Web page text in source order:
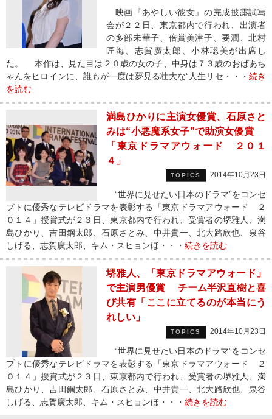
映画『あやしい彼女』の完成披露試写
会が２２日、東京都内で行われ、出演者
の多部未華子、倍賞美津子、要潤、北村
匠海、志賀廣太郎、小林聡美が出席し
た。 本作は、見た目は２０歳の女の子、中身は７３歳のおばあち
ゃんをヒロインに、誰もが一度は夢見る壮大な“人生リセ・・・ 続き
を読む
満島ひかりに主演女優賞、石原さと
みは“小悪魔系女子”で助演女優賞
「東京ドラマアウォード ２０１
４」
TOPICS 2014年10月23日
“世界に見せたい日本のドラマ”をコンセ
プトに優秀なテレビドラマを表彰する「東京ドラマアウォード ２
０１４」授賞式が２３日、東京都内で行われ、受賞者の堺雅人、満
島ひかり、吉田鋼太郎、石原さとみ、中井貴一、北大路欣也、泉谷
しげる、志賀廣太郎、キム・スヒョンほ・・・ 続きを読む
堺雅人、「東京ドラマアウォード」
で主演男優賞 チーム半沢直樹と喜
び共有「ここに立てるのが本当にう
れしい」
TOPICS 2014年10月23日
“世界に見せたい日本のドラマ”をコンセ
プトに優秀なテレビドラマを表彰する「東京ドラマアウォード ２
０１４」授賞式が２３日、東京都内で行われ、受賞者の堺雅人、満
島ひかり、吉田鋼太郎、石原さとみ、中井貴一、北大路欣也、泉谷
しげる、志賀廣太郎、キム・スヒョンほ・・・ 続きを読む